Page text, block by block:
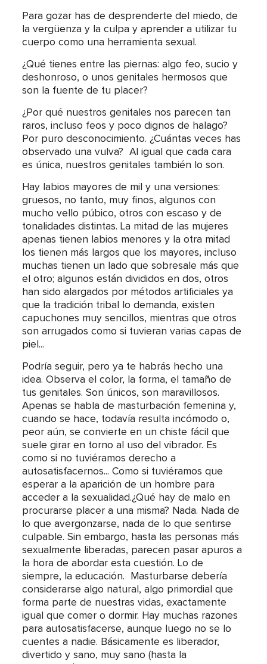
Para gozar has de desprenderte del miedo, de
la vergüenza y la culpa y aprender a utilizar tu
cuerpo como una herramienta sexual.
¿Qué tienes entre las piernas: algo feo, sucio y
deshonroso, o unos genitales hermosos que
son la fuente de tu placer?
¿Por qué nuestros genitales nos parecen tan
raros, incluso feos y poco dignos de halago?
Por puro desconocimiento. ¿Cuántas veces has
observado una vulva? Al igual que cada cara
es única, nuestros genitales también lo son.
Hay labios mayores de mil y una versiones:
gruesos, no tanto, muy finos, algunos con
mucho vello púbico, otros con escaso y de
tonalidades distintas. La mitad de las mujeres
apenas tienen labios menores y la otra mitad
los tienen más largos que los mayores, incluso
muchas tienen un lado que sobresale más que
el otro; algunos están divididos en dos, otros
han sido alargados por métodos artificiales ya
que la tradición tribal lo demanda, existen
capuchones muy sencillos, mientras que otros
son arrugados como si tuvieran varias capas de
piel...
Podría seguir, pero ya te habrás hecho una
idea. Observa el color, la forma, el tamaño de
tus genitales. Son únicos, son maravillosos.
Apenas se habla de masturbación femenina y,
cuando se hace, todavía resulta incómodo o,
peor aún, se convierte en un chiste fácil que
suele girar en torno al uso del vibrador. Es
como si no tuviéramos derecho a
autosatisfacernos... Como si tuviéramos que
esperar a la aparición de un hombre para
acceder a la sexualidad.¿Qué hay de malo en
procurarse placer a una misma? Nada. Nada de
lo que avergonzarse, nada de lo que sentirse
culpable. Sin embargo, hasta las personas más
sexualmente liberadas, parecen pasar apuros a
la hora de abordar esta cuestión. Lo de
siempre, la educación. Masturbarse debería
considerarse algo natural, algo primordial que
forma parte de nuestras vidas, exactamente
igual que comer o dormir. Hay muchas razones
para autosatisfacerse, aunque luego no se lo
cuentes a nadie. Básicamente es liberador,
divertido y sano, muy sano (hasta la